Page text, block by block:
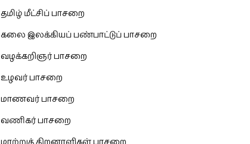
தமிழ் மீட்சிப் பாசறை
கலை இலக்கியப் பண்பாட்டுப் பாசறை
வழக்கறிஞர் பாசறை
உழவர் பாசறை
மாணவர் பாசறை
வணிகர் பாசறை